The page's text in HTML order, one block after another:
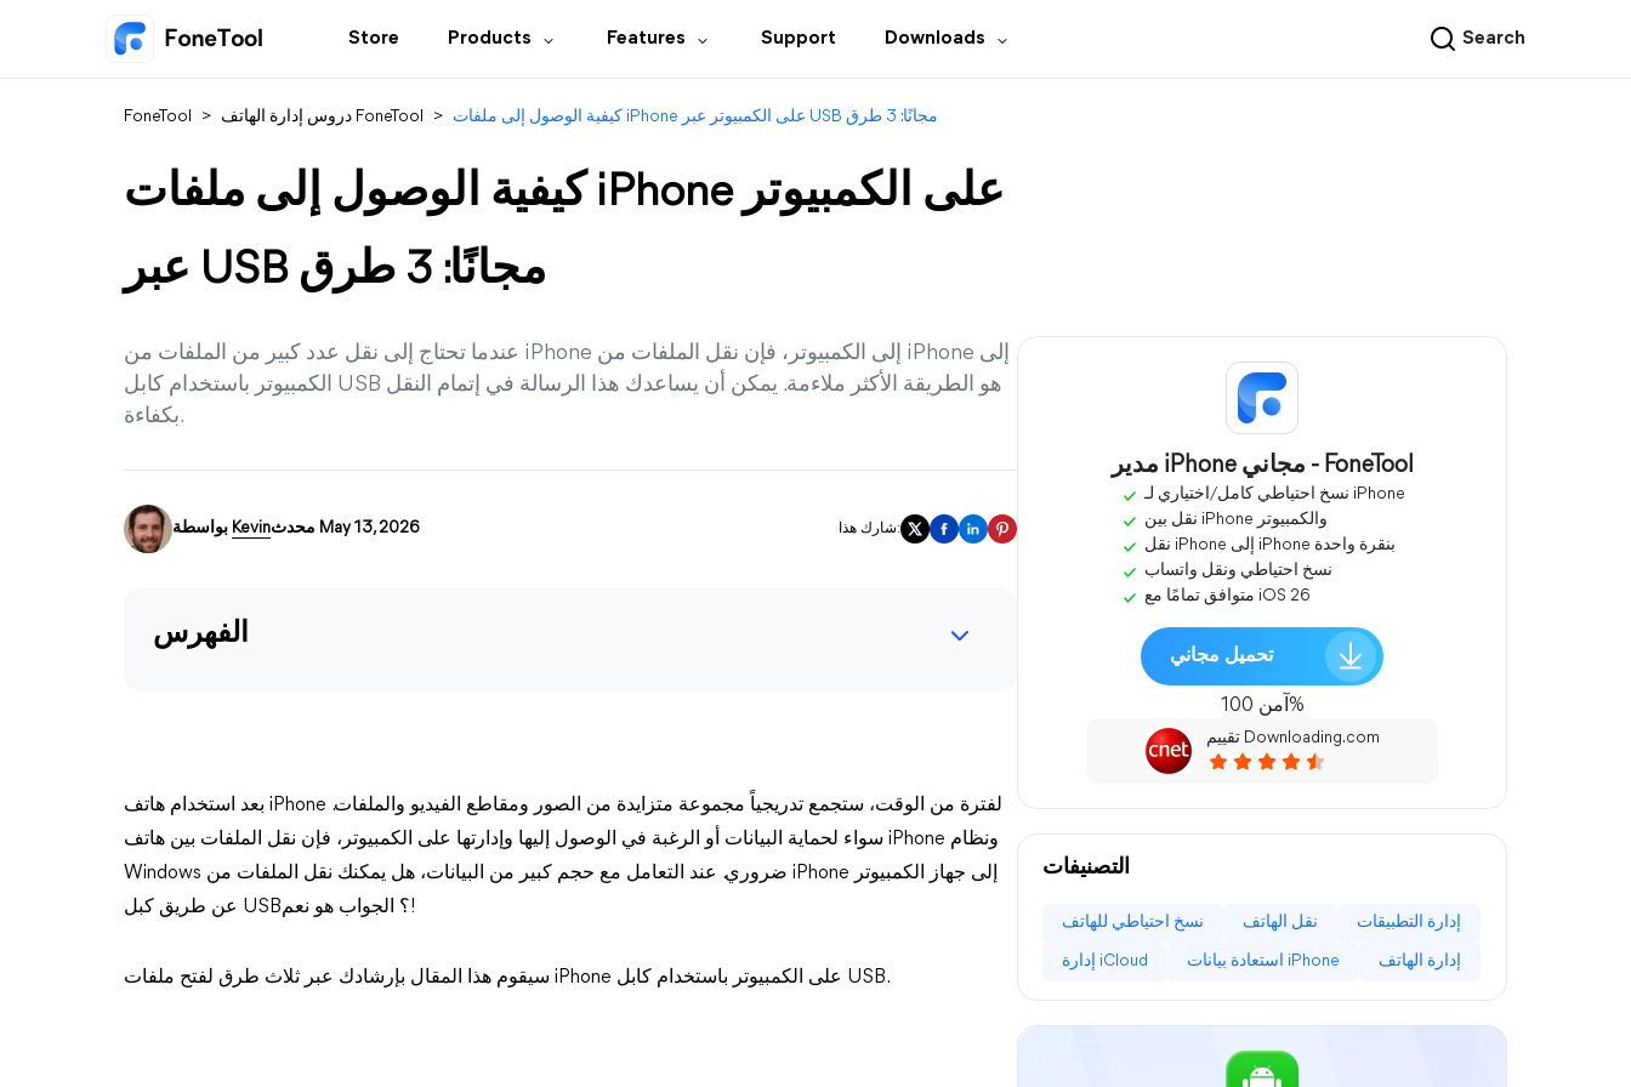
Store Products Features Support Downloads Search
FoneTool > دروس إدارة الهاتف FoneTool > كيفية الوصول إلى ملفات iPhone على الكمبيوتر عبر USB مجانًا: 3 طرق
كيفية الوصول إلى ملفات iPhone على الكمبيوتر
عبر USB مجانًا: 3 طرق
عندما تحتاج إلى نقل عدد كبير من الملفات من iPhone إلى الكمبيوتر، فإن نقل الملفات من iPhone إلى
الكمبيوتر باستخدام كابل USB هو الطريقة الأكثر ملاءمة. يمكن أن يساعدك هذا الرسالة في إتمام النقل
بكفاءة.
Kevin محدث May 13, 2026 شارك هذا:
الفهرس
بعد استخدام هاتف iPhone لفترة من الوقت، ستجمع تدريجياً مجموعة متزايدة من الصور ومقاطع الفيديو والملفات.
سواء لحماية البيانات أو الرغبة في الوصول إليها وإدارتها على الكمبيوتر، فإن نقل الملفات بين هاتف iPhone ونظام
Windows ضروري. عند التعامل مع حجم كبير من البيانات، هل يمكنك نقل الملفات من iPhone إلى جهاز الكمبيوتر
عن طريق كبل USB؟ الجواب هو نعم!
سيقوم هذا المقال بإرشادك عبر ثلاث طرق لفتح ملفات iPhone على الكمبيوتر باستخدام كابل USB.
مدير iPhone مجاني - FoneTool
نسخ احتياطي كامل/اختياري لـ iPhone
نقل بين iPhone والكمبيوتر
نقل iPhone إلى iPhone بنقرة واحدة
نسخ احتياطي ونقل واتساب
متوافق تمامًا مع iOS 26
تحميل مجاني
آمن 100%
تقييم Downloading.com
التصنيفات
نسخ احتياطي للهاتف نقل الهاتف إدارة التطبيقات
إدارة iCloud استعادة بيانات iPhone إدارة الهاتف